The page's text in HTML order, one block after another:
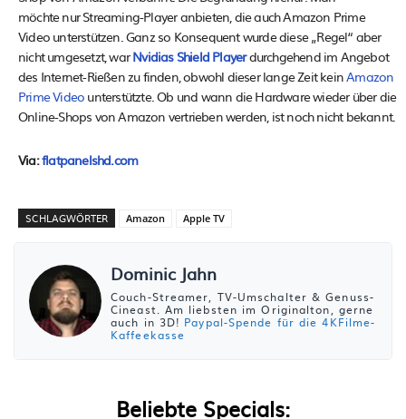
möchte nur Streaming-Player anbieten, die auch Amazon Prime
Video unterstützen. Ganz so Konsequent wurde diese „Regel“ aber
nicht umgesetzt, warNvidias Shield Playerdurchgehend im Angebot
des Internet-Rießen zu finden, obwohl dieser lange Zeit keinAmazon
Prime Video unterstützte. Ob und wann die Hardware wieder über die
Online-Shops von Amazon vertrieben werden, ist noch nicht bekannt.
Via:flatpanelshd.com
SCHLAGWÖRTER Amazon Apple TV
Dominic Jahn
Couch-Streamer, TV-Umschalter & Genuss-
Cineast. Am liebsten im Originalton, gerne
auch in 3D! Paypal-Spende für die 4KFilme-
Kaffeekasse
Beliebte Specials: